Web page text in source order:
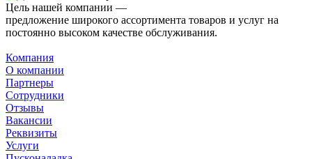
Цель нашей компании —
предложение широкого ассортимента товаров и услуг на
постоянно высоком качестве обслуживания.
Компания
О компании
Партнеры
Сотрудники
Отзывы
Вакансии
Реквизиты
Услуги